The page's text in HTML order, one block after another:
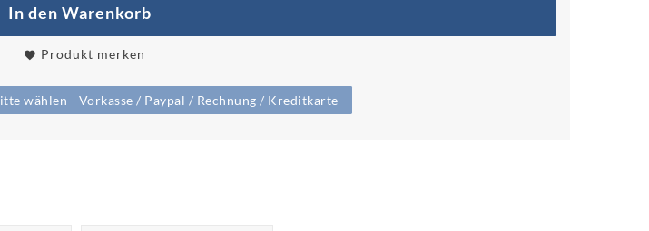
In den Warenkorb
Produkt merken
wählen - Vorkasse / Paypal / Rechnung / Kreditkarte